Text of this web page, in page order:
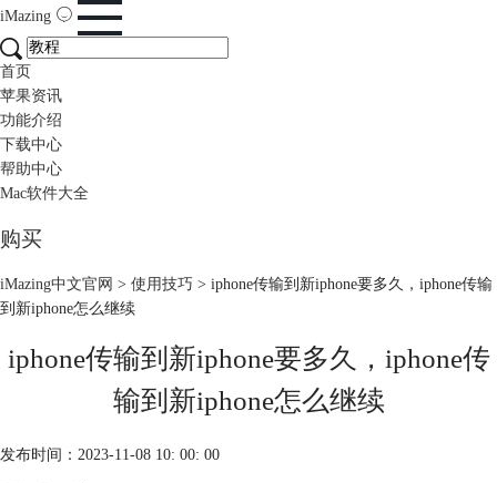
iMazing
首页
苹果资讯
功能介绍
下载中心
帮助中心
Mac软件大全
购买
iMazing中文官网 > 使用技巧 > iphone传输到新iphone要多久，iphone传输
到新iphone怎么继续
iphone传输到新iphone要多久，iphone传
输到新iphone怎么继续
发布时间：2023-11-08 10: 00: 00